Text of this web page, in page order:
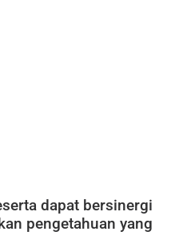
dapat bersinergi
pengetahuan yang